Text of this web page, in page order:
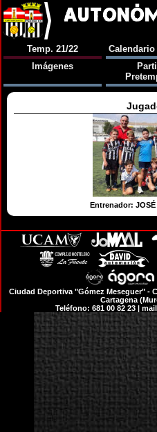
Temp. 21/22
Imágenes
Entrenador:
Ciudad Deportiva "Gómez Meseguer" -
Cartagena
Teléfono: 681 00 82 23 |